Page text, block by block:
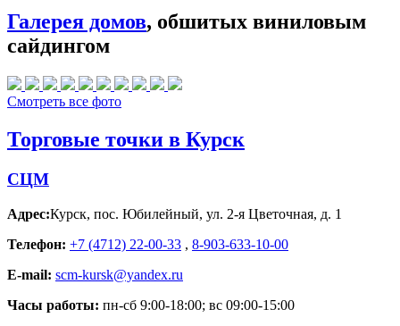
Галерея домов, обшитых виниловым
сайдингом
Смотреть все фото
Торговые точки в Курск
СЦМ
Адрес:Курск, пос. Юбилейный, ул. 2-я Цветочная, д. 1
Телефон: +7 (4712) 22-00-33 , 8-903-633-10-00
E-mail: scm-kursk@yandex.ru
Часы работы: пн-сб 9:00-18:00; вс 09:00-15:00